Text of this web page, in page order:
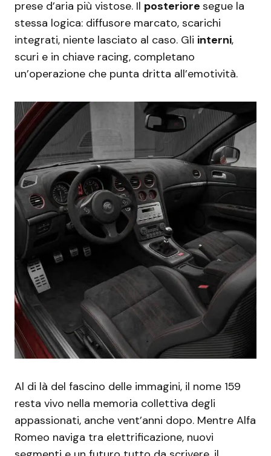
prese d’aria più vistose. Il posteriore segue la
stessa logica: diffusore marcato, scarichi
integrati, niente lasciato al caso. Gli interni,
scuri e in chiave racing, completano
un’operazione che punta dritta all’emotività.
Al di là del fascino delle immagini, il nome 159
resta vivo nella memoria collettiva degli
appassionati, anche vent’anni dopo. Mentre Alfa
Romeo naviga tra elettrificazione, nuovi